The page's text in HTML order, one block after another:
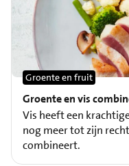
Groente en vis
Groente en fruit
Vis heeft een
nog meer tot zijn
combineert.